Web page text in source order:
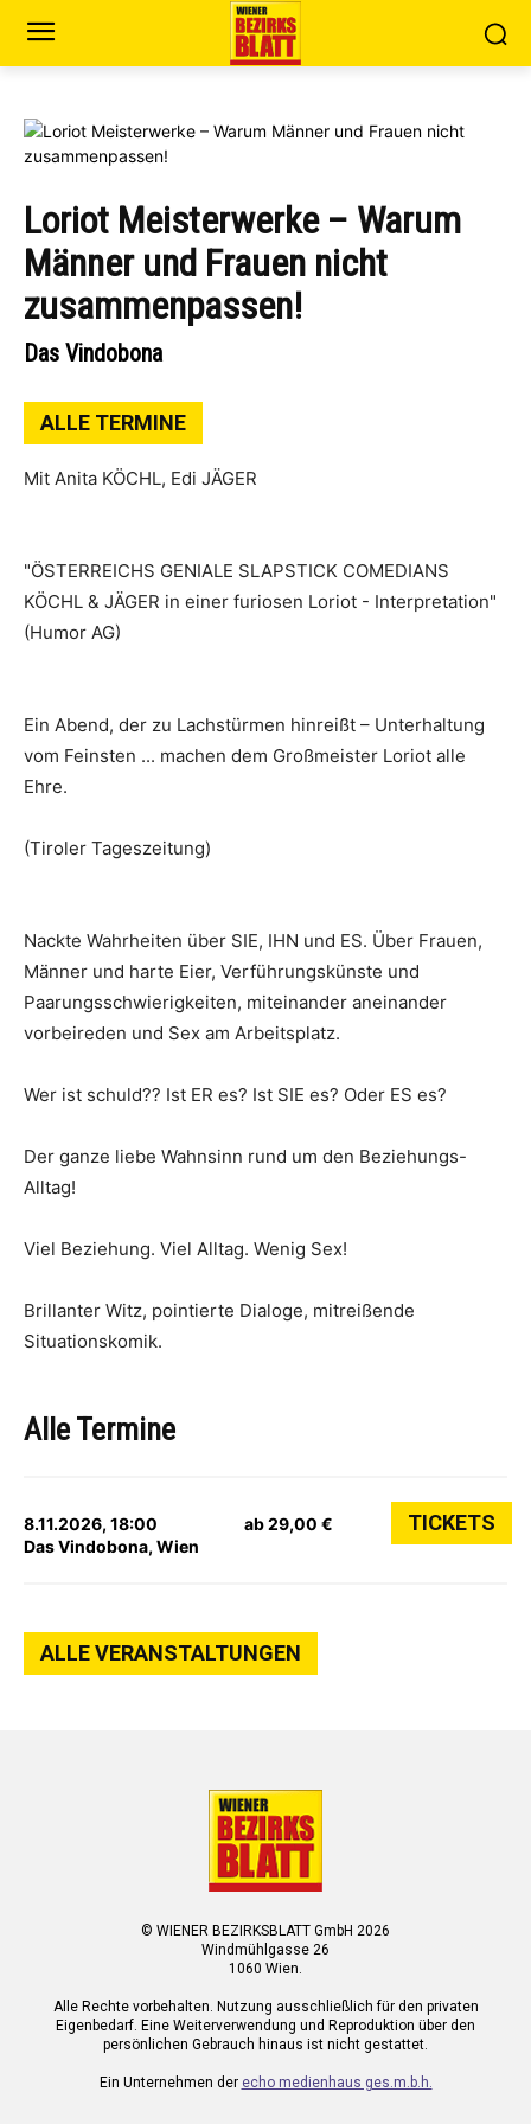
Loriot Meisterwerke – Warum
Männer und Frauen nicht
zusammenpassen!
Das Vindobona
ALLE TERMINE
Mit Anita KÖCHL, Edi JÄGER
"ÖSTERREICHS GENIALE SLAPSTICK COMEDIANS
KÖCHL & JÄGER in einer furiosen Loriot - Interpretation"
(Humor AG)
Ein Abend, der zu Lachstürmen hinreißt – Unterhaltung
vom Feinsten ... machen dem Großmeister Loriot alle
Ehre.
(Tiroler Tageszeitung)
Nackte Wahrheiten über SIE, IHN und ES. Über Frauen,
Männer und harte Eier, Verführungskünste und
Paarungsschwierigkeiten, miteinander aneinander
vorbeireden und Sex am Arbeitsplatz.
Wer ist schuld?? Ist ER es? Ist SIE es? Oder ES es?
Der ganze liebe Wahnsinn rund um den Beziehungs-
Alltag!
Viel Beziehung. Viel Alltag. Wenig Sex!
Brillanter Witz, pointierte Dialoge, mitreißende
Situationskomik.
Alle Termine
8.11.2026, 18:00
Das Vindobona, Wien
ab 29,00 € TICKETS
ALLE VERANSTALTUNGEN
© WIENER BEZIRKSBLATT GmbH 2026
Windmühlgasse 26
1060 Wien.
Alle Rechte vorbehalten. Nutzung ausschließlich für den privaten
Eigenbedarf. Eine Weiterverwendung und Reproduktion über den
persönlichen Gebrauch hinaus ist nicht gestattet.
Ein Unternehmen der echo medienhaus ges.m.b.h.